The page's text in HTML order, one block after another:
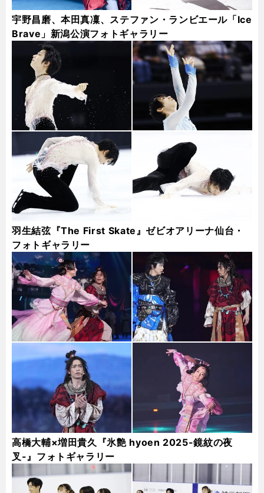
宇野昌磨、本田真凜、ステファン・ランビエール「Ice
Brave」新潟公演フォトギャラリー
羽生結弦『The First Skate』ゼビオアリーナ仙台・
フォトギャラリー
高橋大輔×増田貴久『氷艶 hyoen 2025-鏡紋の夜
叉-』フォトギャラリー